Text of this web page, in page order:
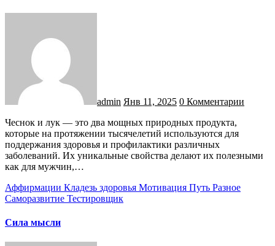
admin Янв 11, 2025 0 Комментарии
Чеснок и лук — это два мощных природных продукта,
которые на протяжении тысячелетий используются для
поддержания здоровья и профилактики различных
заболеваний. Их уникальные свойства делают их полезными
как для мужчин,…
Аффирмации Кладезь здоровья Мотивация Путь Разное
Саморазвитие Тестировщик
Сила мысли